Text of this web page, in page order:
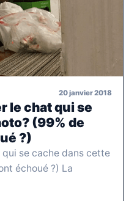
20 janvier 2018
le chat qui se
(99% de
?)
se cache dans cette
échoué ?) La